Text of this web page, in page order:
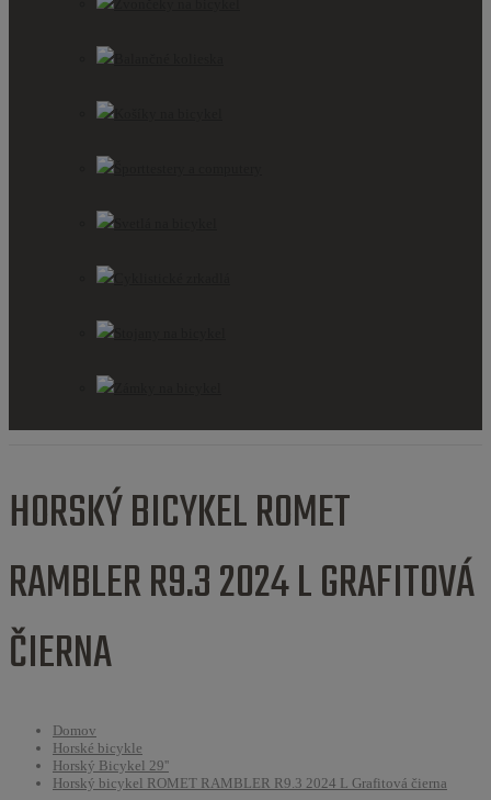
HORSKÝ BICYKEL ROMET
RAMBLER R9.3 2024 L GRAFITOVÁ
ČIERNA
Domov
Horské bicykle
Horský Bicykel 29''
Horský bicykel ROMET RAMBLER R9.3 2024 L Grafitová čierna